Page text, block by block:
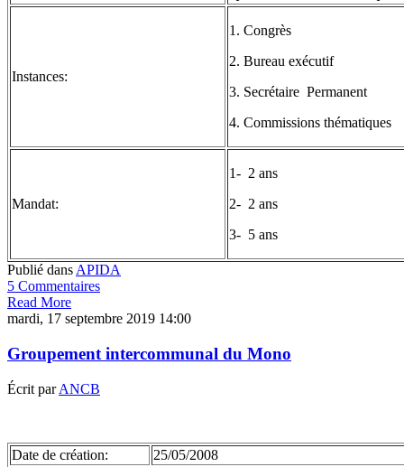
Instances:
1. Congrès
2. Bureau exécutif
3. Secrétaire Permanent
4. Commissions thématiques
Mandat:
1- 2 ans
2- 2 ans
3- 5 ans
Publié dans APIDA
5 Commentaires
Read More
mardi, 17 septembre 2019 14:00
Groupement intercommunal du Mono
Écrit parANCB
Date de création:
25/05/2008